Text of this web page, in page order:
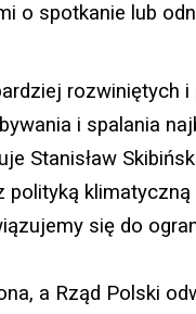
o spotkanie lub
rozwiniętych
i spalania
Stanisław
polityką
się do
a Rząd Polski